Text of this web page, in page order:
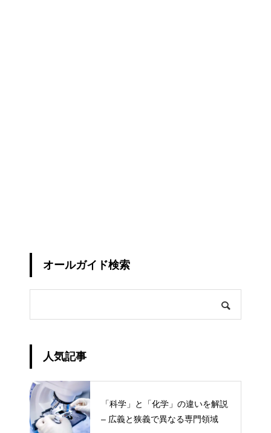
オールガイド検索
人気記事
「科学」と「化学」の違いを解説
– 広義と狭義で異なる専門領域